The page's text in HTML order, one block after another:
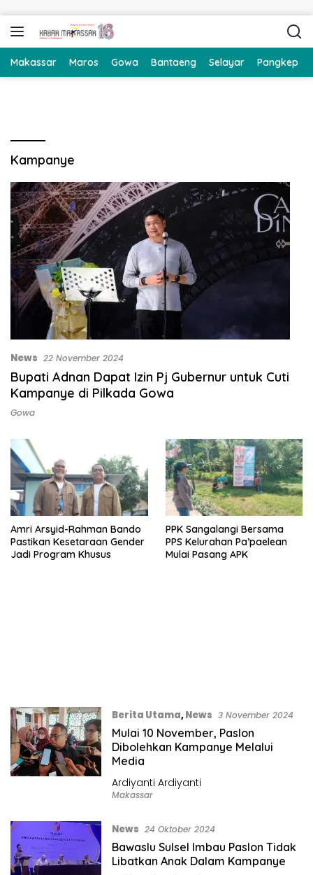
Makassar Maros Gowa Bantaeng Selayar Pangkep
Kampanye
News 22 November 2024
Bupati Adnan Dapat Izin Pj Gubernur untuk Cuti
Kampanye di Pilkada Gowa
Gowa
Amri Arsyid-Rahman Bando
Pastikan Kesetaraan Gender
Jadi Program Khusus
PPK Sangalangi Bersama
PPS Kelurahan Pa’paelean
Mulai Pasang APK
Berita Utama,News 3 November 2024
Mulai 10 November, Paslon
Dibolehkan Kampanye Melalui
Media
Ardiyanti Ardiyanti
Makassar
News 24 Oktober 2024
Bawaslu Sulsel Imbau Paslon Tidak
Libatkan Anak Dalam Kampanye